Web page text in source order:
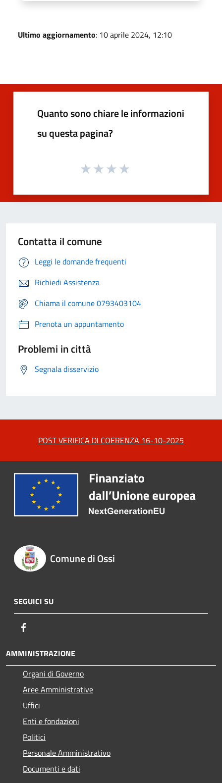
Ultimo aggiornamento: 10 aprile 2024, 12:10
Quanto sono chiare le informazioni
su questa pagina?
Contatta il comune
Leggi le domande frequenti
Richiedi Assistenza
Chiama il comune 0793403104
Prenota un appuntamento
Problemi in città
Segnala disservizio
POST VERIFICA DI COERENZA 16-10-2025
Comune di Ossi
SEGUICI SU
AMMINISTRAZIONE
Organi di Governo
Aree Amministrative
Uffici
Enti e fondazioni
Politici
Personale Amministrativo
Documenti e dati